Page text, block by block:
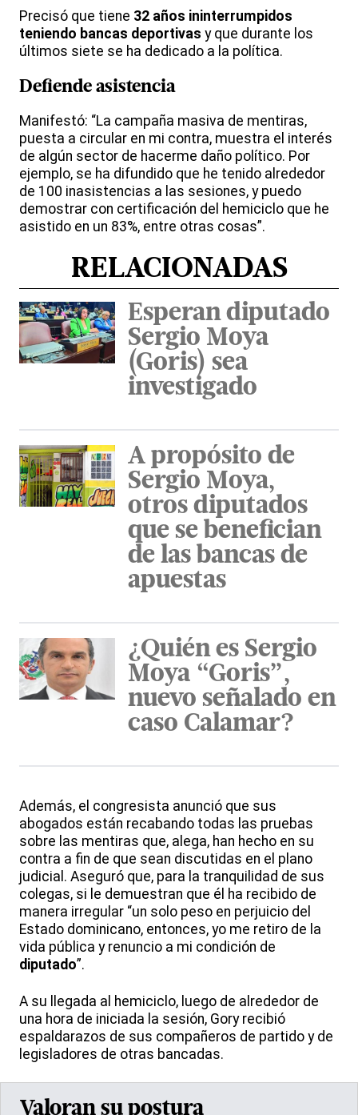
Precisó que tiene 32 años ininterrumpidos
teniendo bancas deportivas y que durante los
últimos siete se ha dedicado a la política.
Defiende asistencia
Manifestó: “La campaña masiva de mentiras,
puesta a circular en mi contra, muestra el interés
de algún sector de hacerme daño político. Por
ejemplo, se ha difundido que he tenido alrededor
de 100 inasistencias a las sesiones, y puedo
demostrar con certificación del hemiciclo que he
asistido en un 83%, entre otras cosas”.
RELACIONADAS
Esperan diputado
Sergio Moya
(Goris) sea
investigado
A propósito de
Sergio Moya,
otros diputados
que se benefician
de las bancas de
apuestas
¿Quién es Sergio
Moya “Goris”,
nuevo señalado en
caso Calamar?
Además, el congresista anunció que sus
abogados están recabando todas las pruebas
sobre las mentiras que, alega, han hecho en su
contra a fin de que sean discutidas en el plano
judicial. Aseguró que, para la tranquilidad de sus
colegas, si le demuestran que él ha recibido de
manera irregular “un solo peso en perjuicio del
Estado dominicano, entonces, yo me retiro de la
vida pública y renuncio a mi condición de
diputado”.
A su llegada al hemiciclo, luego de alrededor de
una hora de iniciada la sesión, Gory recibió
espaldarazos de sus compañeros de partido y de
legisladores de otras bancadas.
Valoran su postura